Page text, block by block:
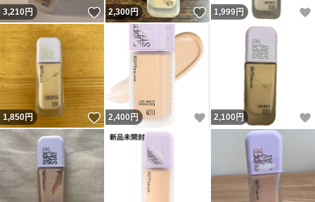
3,210円 いいね！
2,300円 いいね！
1,999円
1,850円 いいね！
2,400 円 いいね！
2,100 円